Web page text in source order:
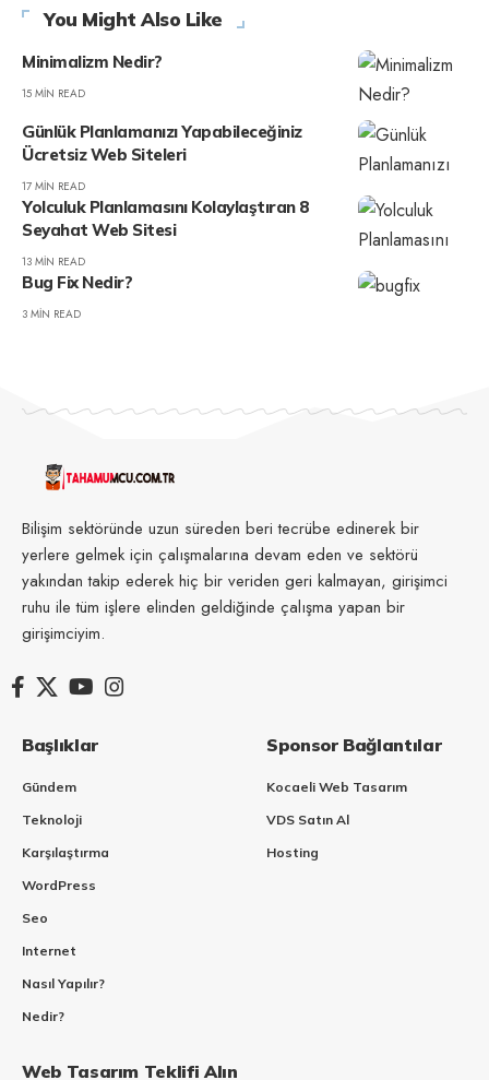
You Might Also Like
Minimalizm Nedir?
15 MIN READ
Günlük Planlamanızı Yapabileceğiniz
Ücretsiz Web Siteleri
17 MIN READ
Yolculuk Planlamasını Kolaylaştıran 8
Seyahat Web Sitesi
13 MIN READ
Bug Fix Nedir?
3 MIN READ
Bilişim sektöründe uzun süreden beri tecrübe edinerek bir
yerlere gelmek için çalışmalarına devam eden ve sektörü
yakından takip ederek hiç bir veriden geri kalmayan, girişimci
ruhu ile tüm işlere elinden geldiğinde çalışma yapan bir
girişimciyim.
Başlıklar
Gündem
Teknoloji
Karşılaştırma
WordPress
Seo
Internet
Nasıl Yapılır?
Nedir?
Sponsor Bağlantılar
Kocaeli Web Tasarım
VDS Satın Al
Hosting
Web Tasarım Teklifi Alın